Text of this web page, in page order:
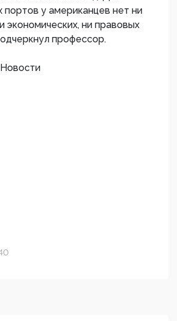
портов у американцев нет ни
экономических, ни правовых
профессор.